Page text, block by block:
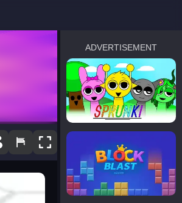
ADVERTISEMENT
sprunki
Blocky Blast!